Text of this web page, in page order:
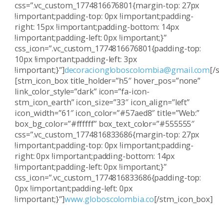
css=”.vc_custom_1774816676801{margin-top: 27px
!important;padding-top: 0px !important;padding-
right: 15px !important;padding-bottom: 14px
!important;padding-left: 0px !important;}”
css_icon=”.vc_custom_1774816676801{padding-top:
10px !important;padding-left: 3px
!important;}”]decoraciongloboscolombia@gmail.com[/
[stm_icon_box title_holder=”h5″ hover_pos=”none”
link_color_style=”dark” icon=”fa-icon-
stm_icon_earth” icon_size=”33″ icon_align=”left”
icon_width=”61″ icon_color=”#57aed8″ title=”Web:”
box_bg_color=”#ffffff” box_text_color=”#555555″
css=”.vc_custom_1774816833686{margin-top: 27px
!important;padding-top: 0px !important;padding-
right: 0px !important;padding-bottom: 14px
!important;padding-left: 0px !important;}”
css_icon=”.vc_custom_1774816833686{padding-top:
0px !important;padding-left: 0px
!important;}”]www.globoscolombia.co[/stm_icon_box]